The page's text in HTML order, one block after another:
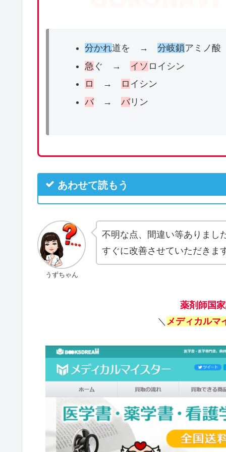
分かれ道を → 分岐鎖アミノ酸
急 ぐ → イソ ロイシン
ロ
→ ロ イシン
バ→ バリン
あわせて読もう
うずちゃん
不明な点、間違い等ありまし
すぐに改善させていただきま
薬剤師国
＼ メディカルマ